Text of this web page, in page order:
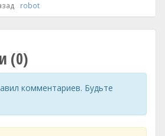
robot
(0)
комментариев. Будьте